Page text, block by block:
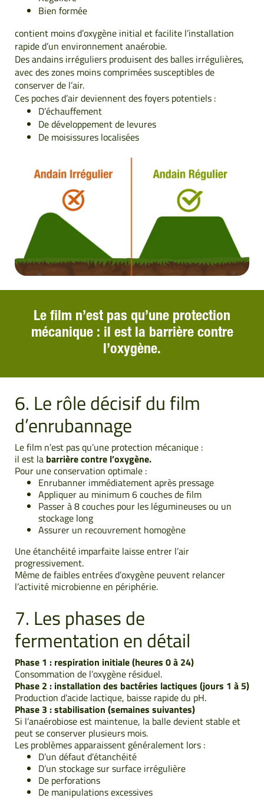
Bien formée
contient moins d’oxygène initial et facilite l’installation
rapide d’un environnement anaérobie.
Des andains irréguliers produisent des balles irrégulières,
avec des zones moins comprimées susceptibles de
conserver de l’air.
Ces poches d’air deviennent des foyers potentiels :
D’échauffement
De développement de levures
De moisissures localisées
Le film n’est pas qu’une protection
mécanique : il est la barrière contre
l’oxygène.
6. Le rôle décisif du film
d’enrubannage
Le film n’est pas qu’une protection mécanique :
il est la barrière contre l’oxygène.
Pour une conservation optimale :
Enrubanner immédiatement après pressage
Appliquer au minimum 6 couches de film
Passer à 8 couches pour les légumineuses ou un
stockage long
Assurer un recouvrement homogène
Une étanchéité imparfaite laisse entrer l’air
progressivement.
Même de faibles entrées d’oxygène peuvent relancer
l’activité microbienne en périphérie.
7. Les phases de
fermentation en détail
Phase 1 : respiration initiale (heures 0 à 24)
Consommation de l’oxygène résiduel.
Phase 2 : installation des bactéries lactiques (jours 1 à 5)
Production d’acide lactique, baisse rapide du pH.
Phase 3 : stabilisation (semaines suivantes)
Si l’anaérobiose est maintenue, la balle devient stable et
peut se conserver plusieurs mois.
Les problèmes apparaissent généralement lors :
D’un défaut d’étanchéité
D’un stockage sur surface irrégulière
De perforations
De manipulations excessives